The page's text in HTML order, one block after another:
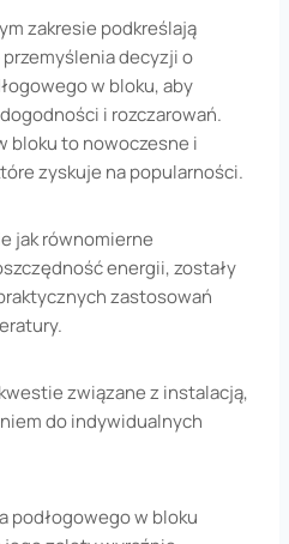
zakresie podkreślają
decyzji o
w bloku, aby
i rozczarowań.
bloku to nowoczesne i
zyskuje na popularności.
jak równomierne
energii, zostały
zastosowań
związane z instalacją,
do indywidualnych
podłogowego w bloku